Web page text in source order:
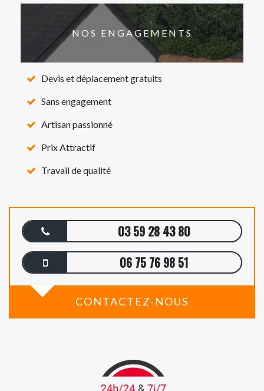
NOS ENGAGEMENTS
Devis et déplacement gratuits
Sans engagement
Artisan passionné
Prix Attractif
Travail de qualité
03 59 28 43 80
06 75 76 98 51
CONTACTEZ-NOUS